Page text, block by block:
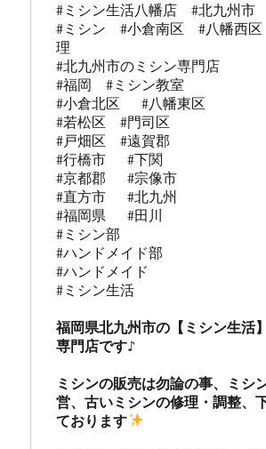
#ミシン生活八幡店  #北九州市
#ミシン  #小倉南区  #八幡西
理
#北九州市のミシン専門店
#福岡  #ミシン教室
#小倉北区   #八幡東区
#若松区  #門司区
#戸畑区  #遠賀郡
#行橋市   #下関
#京都郡   #宗像市
#直方市   #北九州
#福岡県   #田川
#ミシン部
#ハンドメイド部
#ハンドメイド
#ミシン生活
福岡県北九州市の【ミシン生活
専門店です♪
ミシンの販売は勿論の事、ミシ
営、古いミシンの修理・調整、
ております